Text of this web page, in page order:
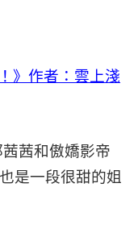
》作者：雲上淺
茜和傲嬌影帝
是一段很甜的姐